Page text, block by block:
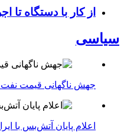
از کار با دستگاه تا
سیاسی
جهش ناگهانی قیمت نفت
اعلام پایان آتش‌بس با